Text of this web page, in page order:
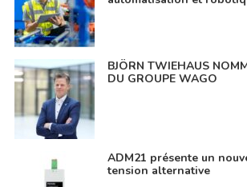
BJÖRN TWIEHAUS
DU GROUPE WAGO
ADM21 présente un
tension alternative